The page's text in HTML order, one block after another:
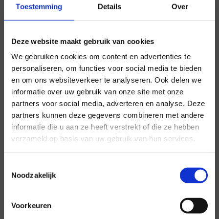
Toestemming Details Over
Deze website maakt gebruik van cookies
We gebruiken cookies om content en advertenties te
personaliseren, om functies voor social media te bieden
en om ons websiteverkeer te analyseren. Ook delen we
informatie over uw gebruik van onze site met onze
partners voor social media, adverteren en analyse. Deze
partners kunnen deze gegevens combineren met andere
informatie die u aan ze heeft verstrekt of die ze hebben
verzameld op basis van uw gebruik van hun services.
Noodzakelijk
Voorkeuren
Voor al uw evenementen en
partijen
evenementen van groot tot klein.